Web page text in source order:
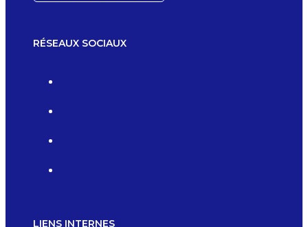
RÉSEAUX SOCIAUX
LIENS INTERNES